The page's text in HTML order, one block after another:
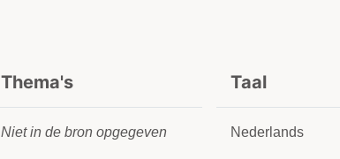
Thema's
Niet in de bron opgegeven
Taal
Nederlands